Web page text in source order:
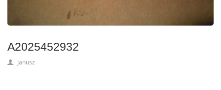
A2025452932
Janusz